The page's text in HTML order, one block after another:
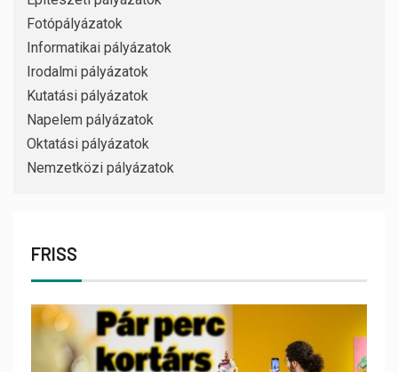
Fotópályázatok
Informatikai pályázatok
Irodalmi pályázatok
Kutatási pályázatok
Napelem pályázatok
Oktatási pályázatok
Nemzetközi pályázatok
FRISS